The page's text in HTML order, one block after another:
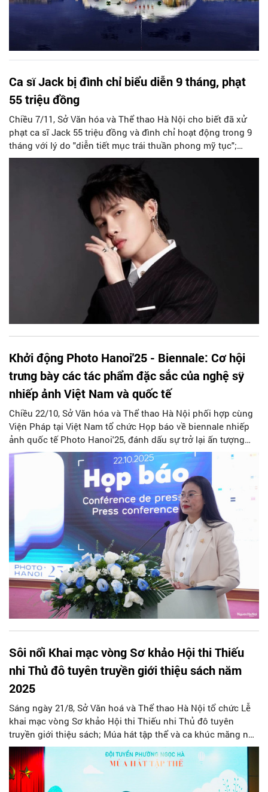
Ca sĩ Jack bị đình chỉ biểu diễn 9 tháng, phạt
55 triệu đồng
Chiều 7/11, Sở Văn hóa và Thể thao Hà Nội cho biết đã xử
phạt ca sĩ Jack 55 triệu đồng và đình chỉ hoạt động trong 9
tháng với lý do "diễn tiết mục trái thuần phong mỹ tục";
Công ty TNHH Dịch vụ Giải trí The East với lỗi Tổ chức biểu
diễn nghệ thuật không đúng nội dung ghi trong văn bản
chấp thuận bị xử phạt 50 triệu đồng
Khởi động Photo Hanoi'25 - Biennale: Cơ hội
trưng bày các tác phẩm đặc sắc của nghệ sỹ
nhiếp ảnh Việt Nam và quốc tế
Chiều 22/10, Sở Văn hóa và Thể thao Hà Nội phối hợp cùng
Viện Pháp tại Việt Nam tổ chức Họp báo về biennale nhiếp
ảnh quốc tế Photo Hanoi'25, đánh dấu sự trở lại ấn tượng
của một trong những sự kiện nhiếp ảnh đương đại có quy
mô nhất tại Việt Nam.
Sôi nổi Khai mạc vòng Sơ khảo Hội thi Thiếu
nhi Thủ đô tuyên truyền giới thiệu sách năm
2025
Sáng ngày 21/8, Sở Văn hoá và Thể thao Hà Nội tổ chức Lễ
khai mạc vòng Sơ khảo Hội thi Thiếu nhi Thủ đô tuyên
truyền giới thiệu sách; Múa hát tập thể và ca khúc măng non
năm 2025 với chủ đề “Việt Nam quê hương em” chào mừng
kỷ niệm 80 năm Cách mạng tháng Tám và Quốc khánh nước
Cộng hòa xã hội chủ nghĩa Việt Nam.